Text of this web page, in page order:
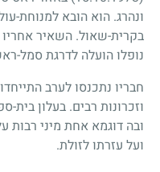
ונהרג. הוא הובא למנוחת-
בקרית-שאול. השאיר
נופלו הועלה לדרגת סמל-
חבריו נתכנסו לערב
וזכרונות רבים. בעלון
ובה דוגמא אחת מיני רבות
ועל עזרתו לזולת.